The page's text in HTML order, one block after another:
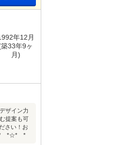
年12月
築33年9ヶ
月)
ザイン力
提案も可
さい！お
*☆* *